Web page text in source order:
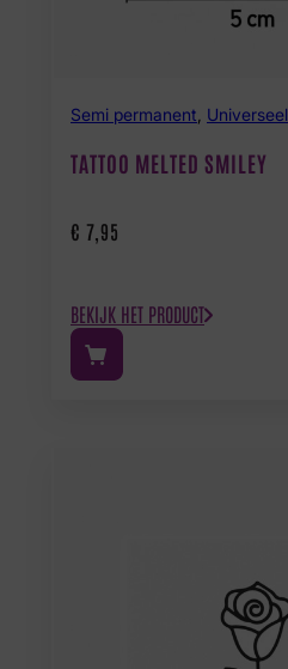
Semi permanent Universeel
TATTOO MELTED SMILEY
€ 7,95
BEKIJK HET PRODUCT